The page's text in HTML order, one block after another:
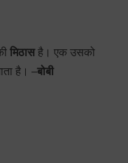
मिठासहै। एक उसको
है। –बोबी